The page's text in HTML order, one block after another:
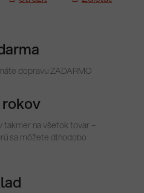
dopravu ZADARMO
takmer na všetok tovar –
sa môžete dlhodobo